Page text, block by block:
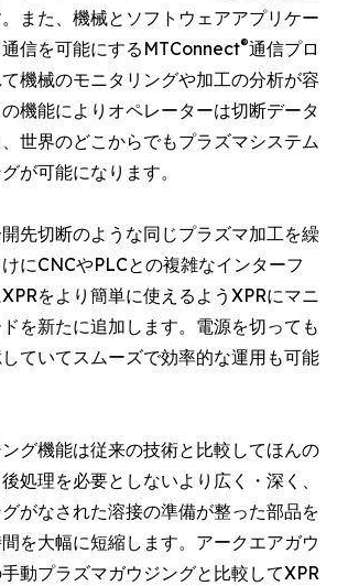
また、機械とソフトウェアアプリケー
信を可能にするMTConnect®通信プロ
機械のモニタリングや加工の分析が容
機能によりオペレーターは切断データ
世界のどこからでもプラズマシステム
が可能になります。
先切断のような同じプラズマ加工を繰
にCNCやPLCとの複雑なインターフ
をより簡単に使えるようXPRにマニ
を新たに追加します。電源を切っても
ていてスムーズで効率的な運用も可能
グ機能は従来の技術と比較してほんの
処理を必要としないより広く・深く、
がなされた溶接の準備が整った部品を
を大幅に短縮します。アークエアガウ
動プラズマガウジングと比較してXPR